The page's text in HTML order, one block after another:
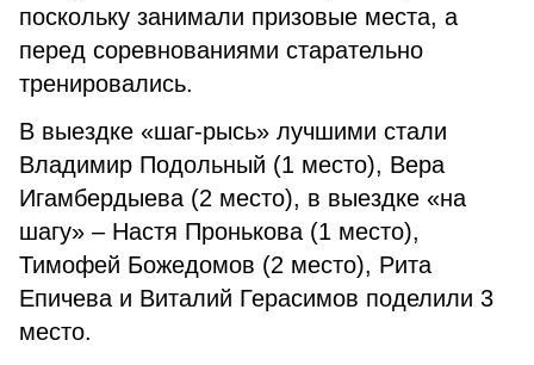
поскольку занимали призовые места, а
перед соревнованиями старательно
тренировались.
В выездке «шаг-рысь» лучшими стали
Владимир Подольный (1 место), Вера
Игамбердыева (2 место), в выездке «на
шагу» – Настя Пронькова (1 место),
Тимофей Божедомов (2 место), Рита
Епичева и Виталий Герасимов поделили 3
место.